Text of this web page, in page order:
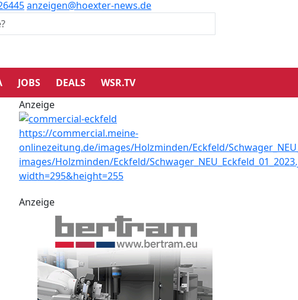
anzeigen@hoexter-news.de
JOBS DEALS
WSR.TV
Anzeige
Anzeige